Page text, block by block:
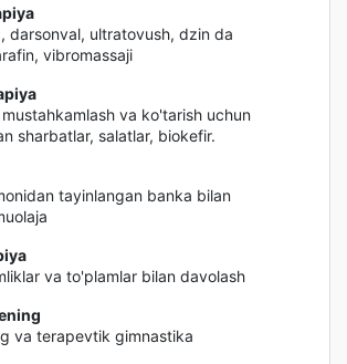
darsonval, ultratovush, dzin da
vibromassaji
va ko'tarish uchun
sharbatlar, salatlar, biokefir.
tayinlangan banka bilan
va to'plamlar bilan davolash
va terapevtik gimnastika